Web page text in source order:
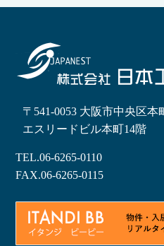
〒541-0053 大阪市中央区本
エスリードビル本町14階
TEL.06-6265-0110
FAX.06-6265-0115